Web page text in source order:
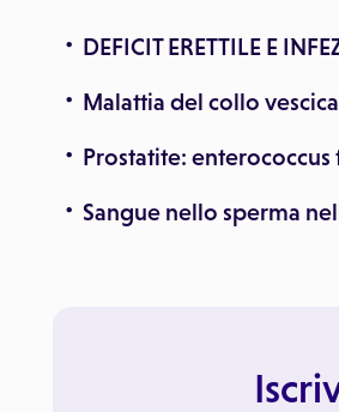
DEFICIT ERETTILE E
Malattia del collo
Prostatite:
Sangue nello sperma